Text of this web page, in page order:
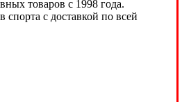
товаров с 1998 года.
с доставкой по всей